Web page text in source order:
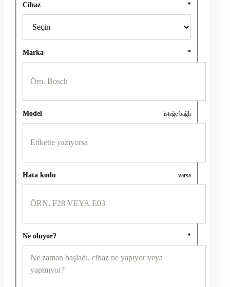
Cihaz *
Marka *
Model isteğe bağlı
Hata kodu varsa
Ne oluyor? *